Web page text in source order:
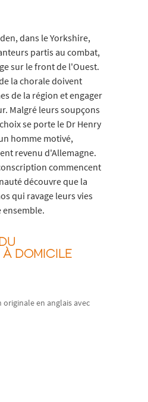
dans le Yorkshire,
partis au combat,
sur le front de l'Ouest.
la chorale doivent
de la région et engager
Malgré leurs soupçons
se porte le Dr Henry
homme motivé,
revenu d'Allemagne.
commencent
découvre que la
qui ravage leurs vies
ensemble.
À DOMICILE
originale en anglais avec